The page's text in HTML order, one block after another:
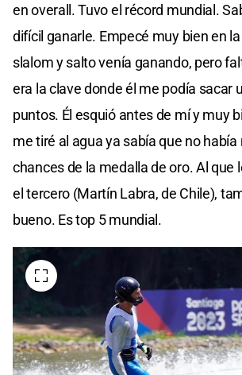
en overall. Tuvo el récord mundial.
difícil ganarle. Empecé muy bien en
slalom y salto venía ganando, pero
era la clave donde él me podía sacar
puntos. Él esquió antes de mí y muy
me tiré al agua ya sabía que no
chances de la medalla de oro. Al que
el tercero (Martín Labra, de Chile),
bueno. Es top 5 mundial.